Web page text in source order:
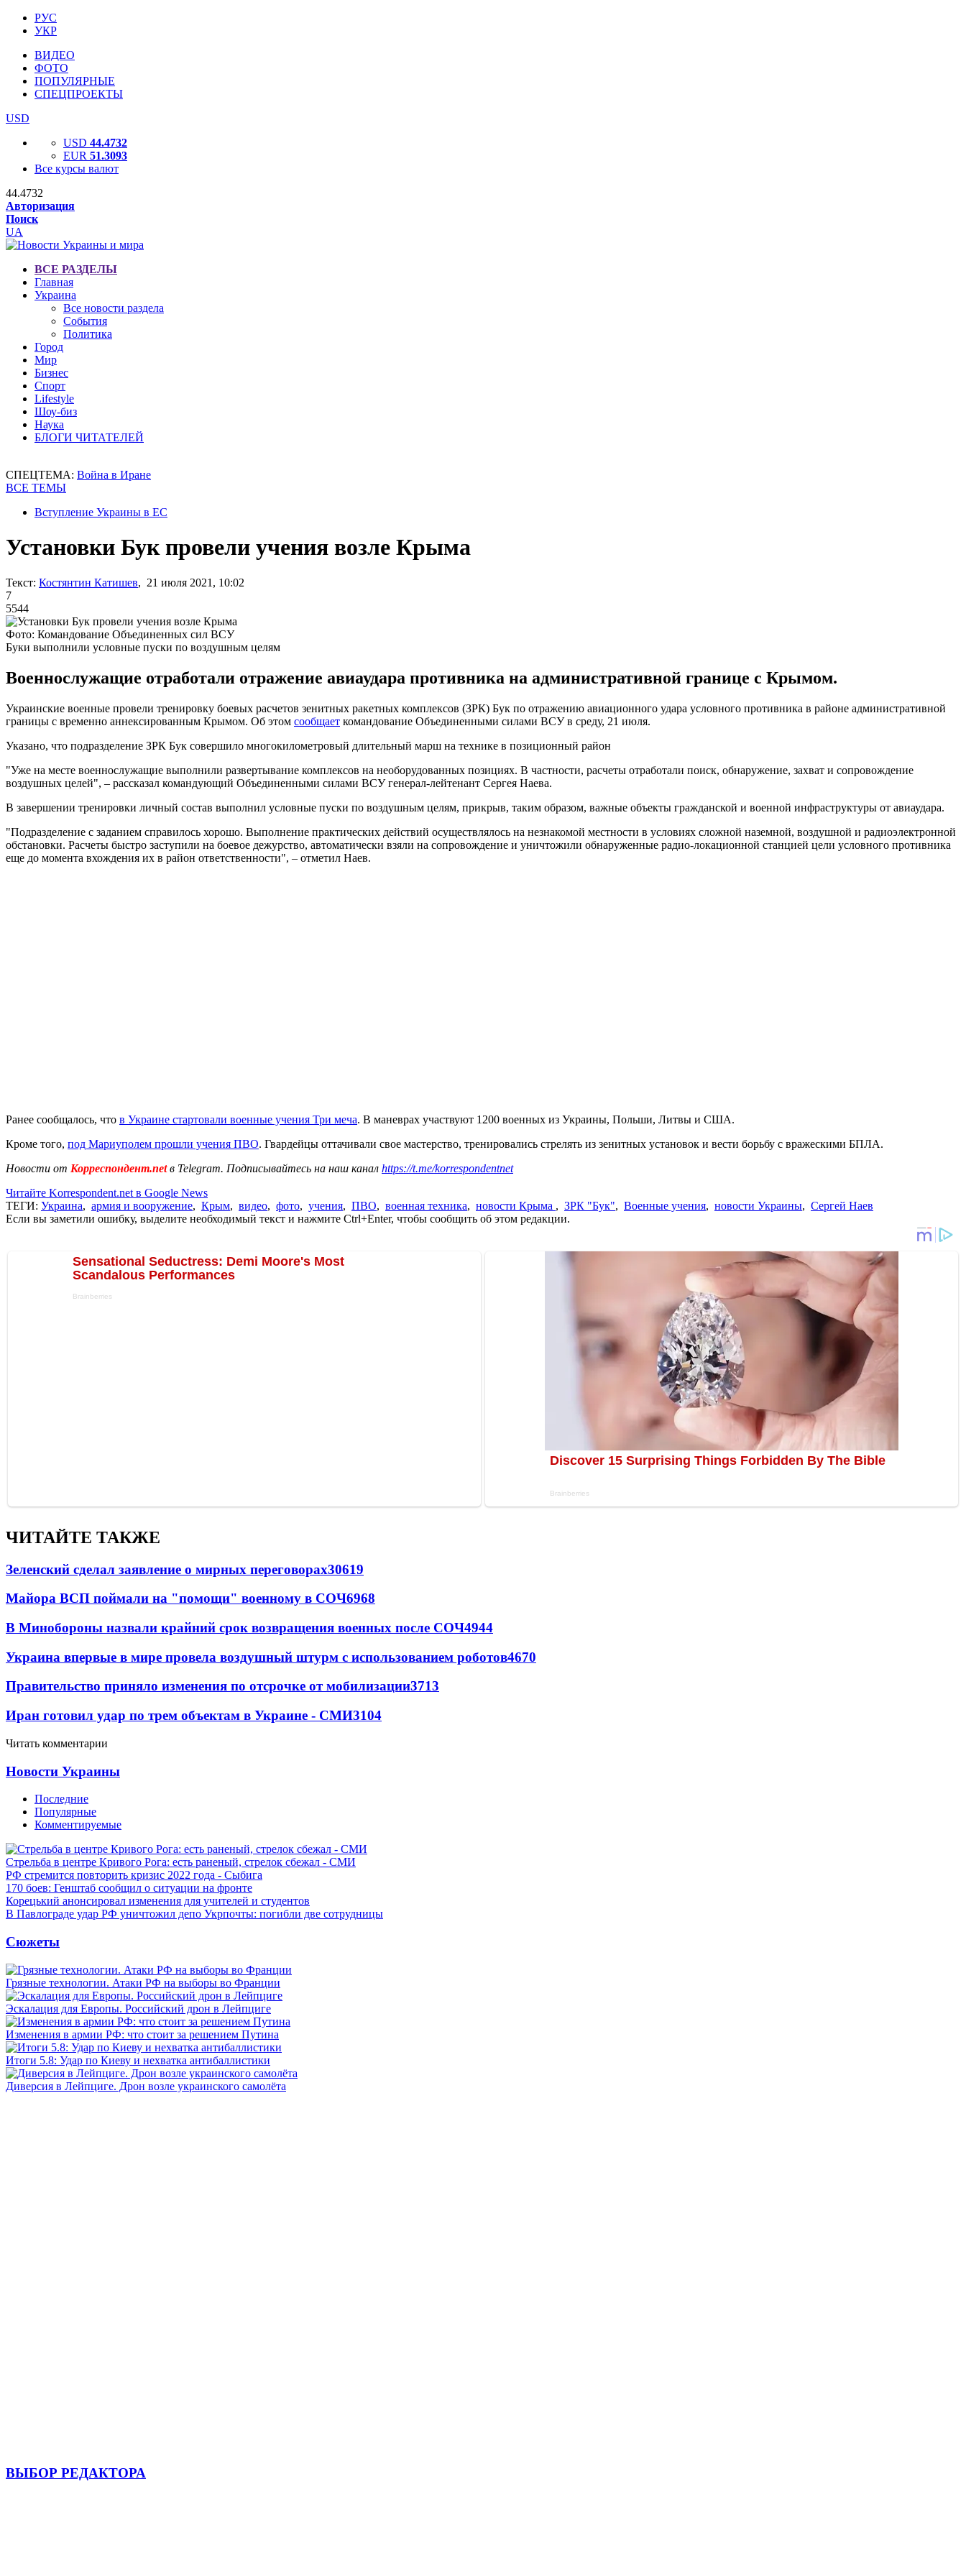
РУС
УКР
ВИДЕО
ФОТО
ПОПУЛЯРНЫЕ
СПЕЦПРОЕКТЫ
USD
USD 44.4732
EUR 51.3093
Все курсы валют
44.4732
Авторизация
Поиск
UA
ВСЕ РАЗДЕЛЫ
Главная
Украина
Все новости раздела
События
Политика
Город
Мир
Бизнес
Спорт
Lifestyle
Шоу-биз
Наука
БЛОГИ ЧИТАТЕЛЕЙ
СПЕЦТЕМА: Война в Иране
ВСЕ ТЕМЫ
Вступление Украины в ЕС
Установки Бук провели учения возле Крыма
Текст: Костянтин Катишев, 21 июля 2021, 10:02
7
5544
Фото: Командование Объединенных сил ВСУ
Буки выполнили условные пуски по воздушным целям
Военнослужащие отработали отражение авиаудара противника на административной границе с Крымом.
Украинские военные провели тренировку боевых расчетов зенитных ракетных комплексов (ЗРК) Бук по отражению авиационного удара условного противника в районе административной
границы с временно аннексированным Крымом. Об этом сообщает командование Объединенными силами ВСУ в среду, 21 июля.
Указано, что подразделение ЗРК Бук совершило многокилометровый длительный марш на технике в позиционный район
"Уже на месте военнослужащие выполнили развертывание комплексов на необорудованных позициях. В частности, расчеты отработали поиск, обнаружение, захват и сопровождение
воздушных целей", – рассказал командующий Объединенными силами ВСУ генерал-лейтенант Сергея Наева.
В завершении тренировки личный состав выполнил условные пуски по воздушным целям, прикрыв, таким образом, важные объекты гражданской и военной инфраструктуры от авиаудара.
"Подразделение с заданием справилось хорошо. Выполнение практических действий осуществлялось на незнакомой местности в условиях сложной наземной, воздушной и радиоэлектронной
обстановки. Расчеты быстро заступили на боевое дежурство, автоматически взяли на сопровождение и уничтожили обнаруженные радио-локационной станцией цели условного противника
еще до момента вхождения их в район ответственности", – отметил Наев.
Ранее сообщалось, что в Украине стартовали военные учения Три меча. В маневрах участвуют 1200 военных из Украины, Польши, Литвы и США.
Кроме того, под Мариуполем прошли учения ПВО. Гвардейцы оттачивали свое мастерство, тренировались стрелять из зенитных установок и вести борьбу с вражескими БПЛА.
Новости от Корреспондент.netв Telegram. Подписывайтесь на наш канал https://t.me/korrespondentnet
Читайте Korrespondent.net в Google News
ТЕГИ: Украина, армия и вооружение, Крым, видео, фото, учения, ПВО, военная техника, новости Крыма , ЗРК "Бук", Военные учения, новости Украины, Сергей Наев
Если вы заметили ошибку, выделите необходимый текст и нажмите Ctrl+Enter, чтобы сообщить об этом редакции.
ЧИТАЙТЕ ТАКЖЕ
Зеленский сделал заявление о мирных переговорах30619
Майора ВСП поймали на "помощи" военному в СОЧ6968
В Минобороны назвали крайний срок возвращения военных после СОЧ4944
Украина впервые в мире провела воздушный штурм с использованием роботов4670
Правительство приняло изменения по отсрочке от мобилизации3713
Иран готовил удар по трем объектам в Украине - СМИ3104
Читать комментарии
Новости Украины
Последние
Популярные
Комментируемые
Стрельба в центре Кривого Рога: есть раненый, стрелок сбежал - СМИ
РФ стремится повторить кризис 2022 года - Сыбига
170 боев: Генштаб сообщил о ситуации на фронте
Корецький анонсировал изменения для учителей и студентов
В Павлограде удар РФ уничтожил депо Укрпочты: погибли две сотрудницы
Сюжеты
Грязные технологии. Атаки РФ на выборы во Франции
Эскалация для Европы. Российский дрон в Лейпциге
Изменения в армии РФ: что стоит за решением Путина
Итоги 5.8: Удар по Киеву и нехватка антибаллистики
Диверсия в Лейпциге. Дрон возле украинского самолёта
ВЫБОР РЕДАКТОРА